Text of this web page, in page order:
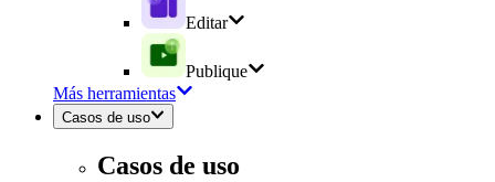
Editar
Publique
Más herramientas
Casos de uso
Casos de uso